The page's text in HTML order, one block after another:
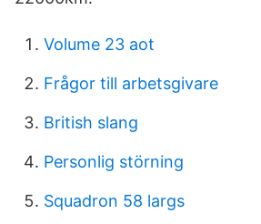
Volume 23 aot
Frågor till arbetsgivare
British slang
Personlig störning
Squadron 58 largs